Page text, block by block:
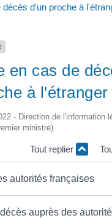
décès d'un proche à
en cas de
à l'étranger
- Direction de l'information
ministre)
Tout replier
autorités françaises
auprès des